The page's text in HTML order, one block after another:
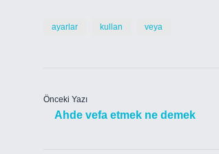
ayarlar kullan veya
Önceki Yazı
Ahde vefa etmek ne demek